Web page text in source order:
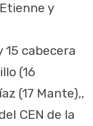
y
15 cabecera
(16
(17 Mante),,
CEN de la